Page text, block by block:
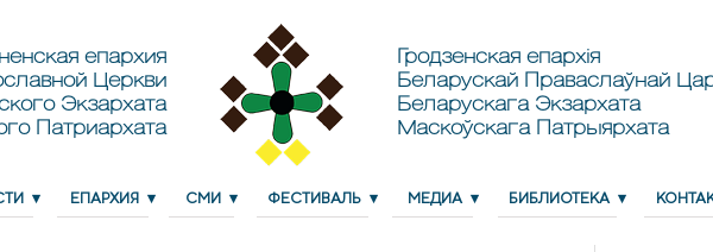
епархия
Церкви
Экзархата
Патриархата
Гродзенская епархія
Беларускай Праваслаўнай
Беларускага Экзархата
Маскоўскага Патрыярхата
ЕПАРХИЯ СМИ ФЕСТИВАЛЬ МЕДИА БИБЛИОТЕКА